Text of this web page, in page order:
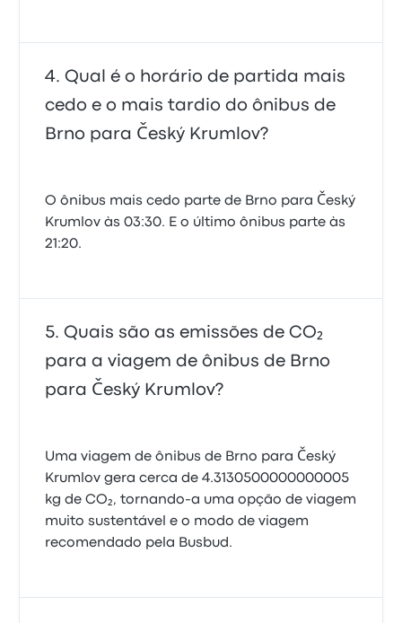
Qual é o horário de partida mais
cedo e o mais tardio do ônibus de
Brno para Český Krumlov?
O ônibus mais cedo parte de Brno para Český
Krumlov às 03:30. E o último ônibus parte às
21:20.
Quais são as emissões de CO₂
para a viagem de ônibus de Brno
para Český Krumlov?
Uma viagem de ônibus de Brno para Český
Krumlov gera cerca de 4.3130500000000005
kg de CO₂, tornando-a uma opção de viagem
muito sustentável e o modo de viagem
recomendado pela Busbud.